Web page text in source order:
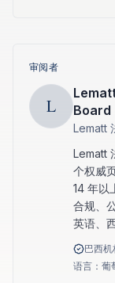
审阅者
L
Board
Lematt
Lematt
个权威
14 年以
合规、
英语、
巴西
语言：葡